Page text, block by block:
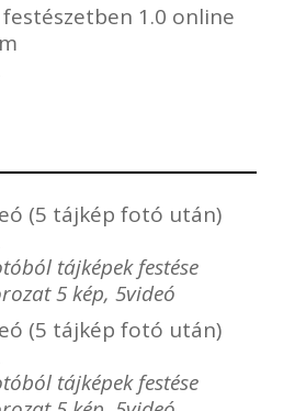
festészetben 1.0 online
(5 tájkép fotó után)
tájképek festése
5 kép, 5videó
(5 tájkép fotó után)
tájképek festése